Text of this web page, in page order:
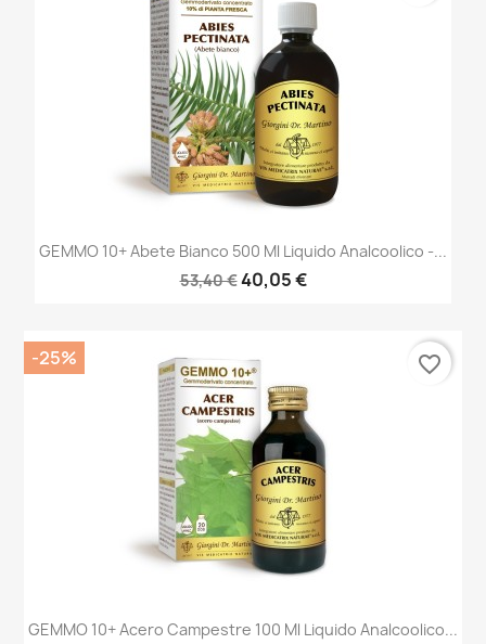
GEMMO 10+ Abete Bianco 500 Ml Liquido Analcoolico -...
53,40 €40,05 €
GEMMO 10+ Acero Campestre 100 Ml Liquido Analcoolico...
-25% favorite_border